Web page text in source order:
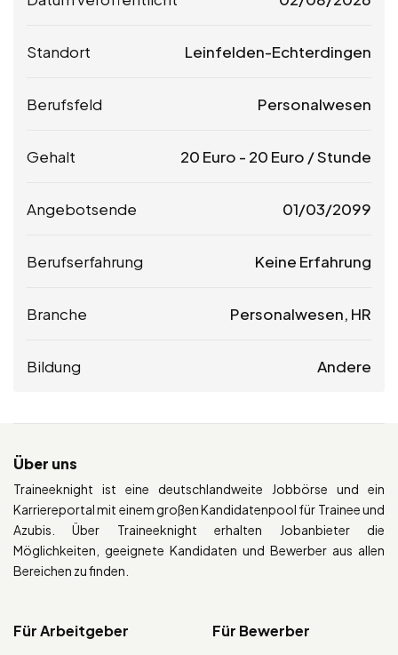
Standort Leinfelden-Echterdingen
Berufsfeld Personalwesen
Gehalt 20 Euro - 20 Euro / Stunde
Angebotsende 01/03/2099
Berufserfahrung Keine Erfahrung
Branche Personalwesen, HR
Bildung Andere
Über uns
Traineeknight ist eine deutschlandweite Jobbörse und ein
Karriereportal mit einem großen Kandidatenpool für Trainee und
Azubis. Über Traineeknight erhalten Jobanbieter die
Möglichkeiten, geeignete Kandidaten und Bewerber aus allen
Bereichen zu finden.
Für Arbeitgeber Für Bewerber